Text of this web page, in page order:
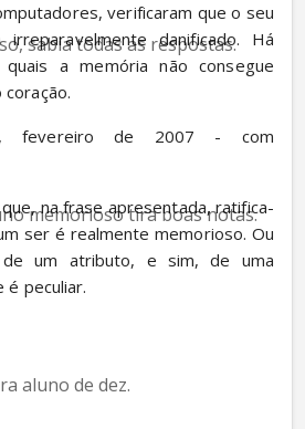
verificaram que o seu
danificado. Há
a memória não consegue
fevereiro de 2007 - com
na frase apresentada, ratifica-
ser é realmente memorioso. Ou
um atributo, e sim, de uma
é peculiar.
sabia todas as respostas.
memorioso tira boas notas.
aluno de dez.